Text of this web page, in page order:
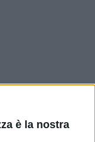
è la nostra
Disney+